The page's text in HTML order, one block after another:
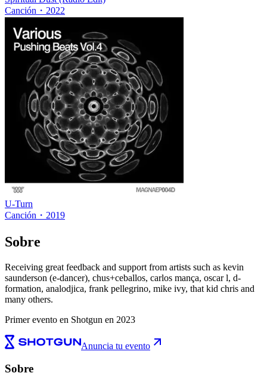
Canción ・ 2022
U-Turn
Canción ・ 2019
Sobre
Receiving great feedback and support from artists such as kevin
saunderson (e-dancer), chus+ceballos, carlos mança, oscar l, d-
formation, analodjica, frank pellegrino, mike ivy, that kid chris and
many others.
Primer evento en Shotgun en 2023
Anuncia tu evento
Sobre